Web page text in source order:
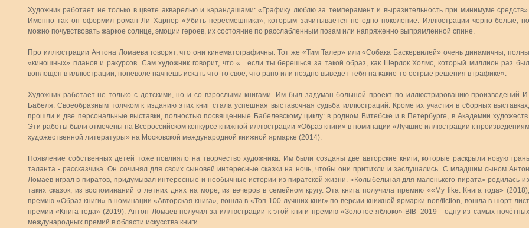
Художник работает не только в цвете акварелью и карандашами: «Графику люблю за темперамент и выразительность при минимуме средств».
Именно так он оформил роман Ли Харпер «Убить пересмешника», которым зачитывается не одно поколение. Иллюстрации черно-белые, но
можно почувствовать жаркое солнце, эмоции героев, их состояние по расслабленным позам или напряженно выпрямленной спине.
Про иллюстрации Антона Ломаева говорят, что они кинематографичны. Тот же «Тим Талер» или «Собака Баскервилей» очень динамичны, полны
«киношных» планов и ракурсов. Сам художник говорит, что «…если ты берешься за такой образ, как Шерлок Холмс, который миллион раз был
воплощен в иллюстрации, поневоле начнешь искать что-то свое, что рано или поздно выведет тебя на какие-то острые решения в графике».
Художник работает не только с детскими, но и со взрослыми книгами. Им был задуман большой проект по иллюстрированию произведений И.
Бабеля. Своеобразным толчком к изданию этих книг стала успешная выставочная судьба иллюстраций. Кроме их участия в сборных выставках,
прошли и две персональные выставки, полностью посвященные Бабелевскому циклу: в родном Витебске и в Петербурге, в Академии художеств.
Эти работы были отмечены на Всероссийском конкурсе книжной иллюстрации «Образ книги» в номинации «Лучшие иллюстрации к произведениям
художественной литературы» на Московской международной книжной ярмарке (2014).
Появление собственных детей тоже повлияло на творчество художника. Им были созданы две авторские книги, которые раскрыли новую грань
таланта - рассказчика. Он сочинял для своих сыновей интересные сказки на ночь, чтобы они притихли и заслушались. С младшим сыном Антон
Ломаев играл в пиратов, придумывал интересные и необычные истории из пиратской жизни. «Колыбельная для маленького пирата» родилась из
таких сказок, из воспоминаний о летних днях на море, из вечеров в семейном кругу. Эта книга получила премию ««My like. Книга года» (2018),
премию «Образ книги» в номинации «Авторская книга», вошла в «Топ-100 лучших книг» по версии книжной ярмарки non/fiction, вошла в шорт-лист
премии «Книга года» (2019). Антон Ломаев получил за иллюстрации к этой книги премию «Золотое яблоко» BIB–2019 - одну из самых почётных
международных премий в области искусства книги.